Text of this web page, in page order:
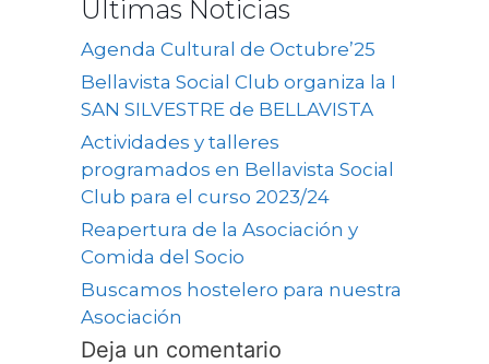
Últimas Noticias
Agenda Cultural de Octubre’25
Bellavista Social Club organiza la I
SAN SILVESTRE de BELLAVISTA
Actividades y talleres
programados en Bellavista Social
Club para el curso 2023/24
Reapertura de la Asociación y
Comida del Socio
Buscamos hostelero para nuestra
Asociación
Deja un comentario